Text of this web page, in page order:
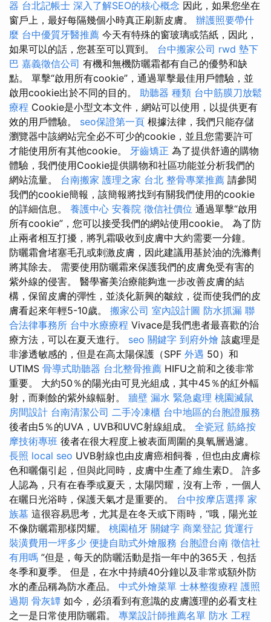
器 台北記帳士 深入了解SEO的核心概念 因此，如果您坐在
窗戶上，最好每隔幾個小時真正刷新皮膚。 辦護照要帶什
麼 台中優質牙醫推薦 今天有特殊的窗玻璃或箔紙，因此，
如果可以的話，您甚至可以買到。 台中搬家公司 rwd 墊下
巴 嘉義徵信公司 有機和無機防曬霜都有自己的優勢和缺
點。 單擊“啟用所有cookie”，通過單擊最佳用戶體驗，並
啟用cookie出於不同的目的。 助聽器 種類 台中筋膜刀放鬆
療程 Cookie是小型文本文件，網站可以使用，以提供更有
效的用戶體驗。 seo保證第一頁 根據法律，我們只能存儲
瀏覽器中該網站完全必不可少的cookie，並且您需要許可
才能使用所有其他cookie。 牙齒矯正 為了提供舒適的購物
體驗，我們使用Cookie提供購物和社區功能並分析我們的
網站流量。 台南搬家 護理之家 台北 整骨專業推薦 請參閱
我們的cookie簡報，該簡報將找到有關我們使用的cookie
的詳細信息。 養護中心 安養院 徵信社價位 通過單擊“啟用
所有cookie”，您可以接受我們的網站使用cookie。 為了防
止兩者相互打擾，將乳霜吸收到皮膚中大約需要一分鐘。
防曬霜會堵塞毛孔或刺激皮膚，因此建議用基於油的洗滌劑
將其除去。 需要使用防曬霜來保護我們的皮膚免受有害的
紫外線的侵害。 醫學審美治療能夠進一步改善皮膚的結
構，保留皮膚的彈性，並淡化新興的皺紋，從而使我們的皮
膚看起來年輕5-10歲。 搬家公司 室內設計圖 防水抓漏 聯
合法律事務所 台中水療療程 Vivace是我們患者最喜歡的治
療方法，可以在夏天進行。 seo 關鍵字 到府外燴 該處理是
非滲透敏感的，但是在高太陽保護（SPF 外遇 50）和
UTIMS 骨導式助聽器 台北整骨推薦 HIFU之前和之後非常
重要。 大約50％的陽光由可見光組成，其中45％的紅外輻
射，而剩餘的紫外線輻射。 牆壁 漏水 緊急處理 桃園滅鼠
房間設計 台南清潔公司 二手冷凍櫃 台中地區的台胞證服務
後者由5％的UVA，UVB和UVC射線組成。 全瓷冠 筋絡按
摩技術專班 後者在很大程度上被表面周圍的臭氧層過濾。
長照 local seo UVB射線也由皮膚癌相飼養，但也由皮膚棕
色和曬傷引起，但與此同時，皮膚中生產了維生素D。 許多
人認為，只有在春季或夏天，太陽閃耀，沒有上帝，一個人
在曬日光浴時，保護天氣才是重要的。 台中按摩店選擇 家
族墓 這很容易思考，尤其是在冬天或下雨時，“哦，陽光並
不像防曬霜那樣閃耀。 桃園植牙 關鍵字 商業登記 貨運行
裝潢費用一坪多少 便捷自助式外燴服務 台胞證台南 徵信社
有用嗎 ”但是，每天的防曬活動是指一年中的365天，包括
冬季和夏季。 但是，在水中持續40分鐘以及非常或額外防
水的產品稱為防水產品。 中式外燴菜單 士林整復療程 護照
過期 骨灰罈 如今，必須看到有意識的皮膚護理的必看支柱
之一是日常使用防曬霜。 專業設計師推薦名單 防水 工程